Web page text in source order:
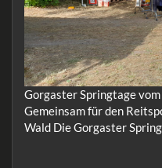
Gorgaster Springtage
Gemeinsam für den
Wald Die Gorgaster